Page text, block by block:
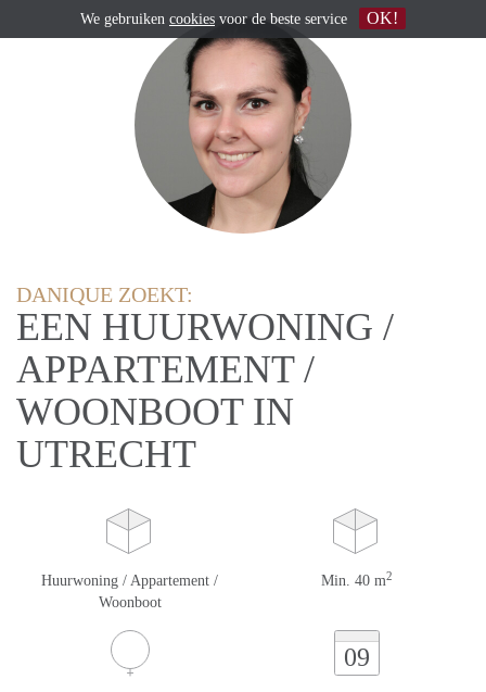
DANIQUE ZOEKT:
EEN HUURWONING /
APPARTEMENT /
WOONBOOT IN
UTRECHT
Huurwoning / Appartement /
Woonboot
Min. 40 m2
09
We gebruiken cookies voor de beste service OK!